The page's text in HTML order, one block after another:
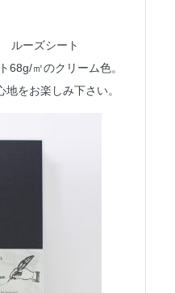
ルーズシート
68g/㎡のクリーム色。
をお楽しみ下さい。